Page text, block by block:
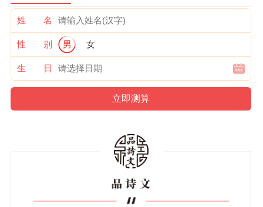
姓 名
性 别 男 女
生 日